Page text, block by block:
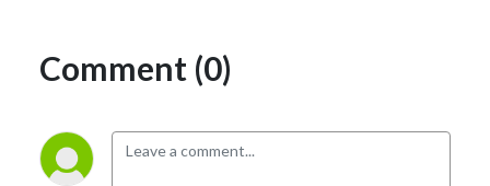
Comment (0)